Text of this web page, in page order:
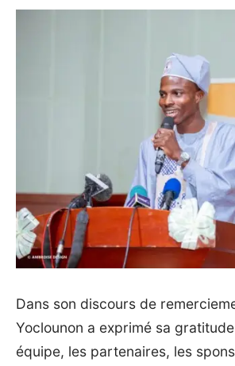
‎Dans son discours de
Yoclounon a exprimé sa
équipe, les partenaires, les